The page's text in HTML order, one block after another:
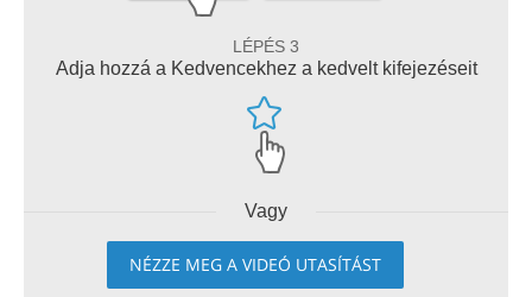
LÉPÉS 3
Adja hozzá a Kedvencekhez a kedvelt kifejezéseit
Vagy
NÉZZE MEG A VIDEÓ UTASÍTÁST